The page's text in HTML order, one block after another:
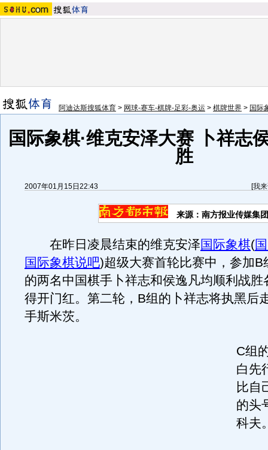
阿迪达斯搜狐体育 > 网球-赛车-棋牌-足彩-奥运 > 棋牌世界 > 国际
国际象棋·维克安泽大赛 卜祥志
胜
2007年01月15日22:43 [我
来源：南方报业传媒集
在昨日凌晨结束的维克安泽国际象棋(
国际象棋说吧)超级大赛首轮比赛中，参加B
的两名中国棋手卜祥志和侯逸凡均顺利战胜
得开门红。第二轮，B组的卜祥志将执黑后
手斯米茨。
C组
白先
比自
的头
科夫